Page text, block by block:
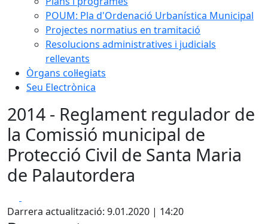
POUM: Pla d'Ordenació Urbanística Municipal
Projectes normatius en tramitació
Resolucions administratives i judicials
rellevants
Òrgans col·legiats
Seu Electrònica
2014 - Reglament regulador de
la Comissió municipal de
Protecció Civil de Santa Maria
de Palautordera
Darrera actualització: 9.01.2020 | 14:20